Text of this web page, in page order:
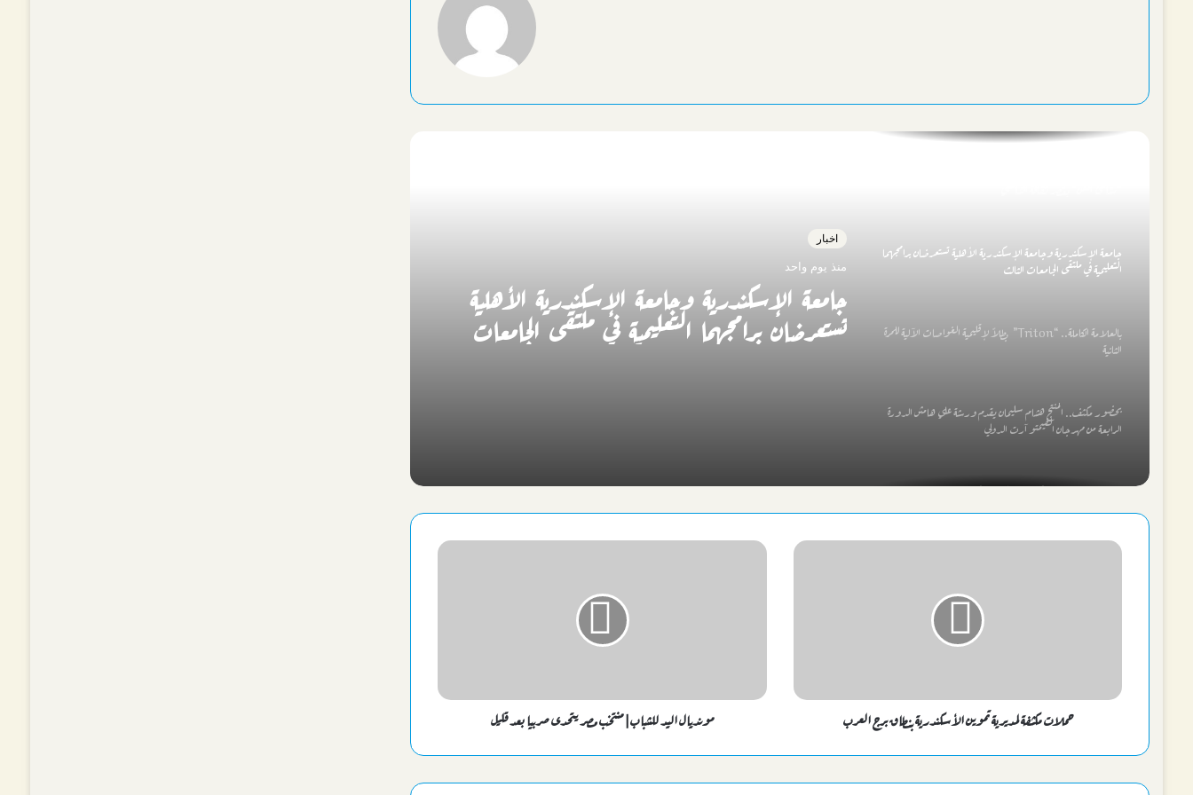
اخبار
منذ يوم واحد
جامعة الإسكندرية وجامعة الإسكندرية الأهلية
تستعرضان برامجهما التعليمية في ملتقى الجامعات
فنيًا لإحياء التراث المصري
جامعة الإسكندرية وجامعة الإسكندرية الأهلية تستعرضان برامجهما
التعليمية في ملتقى الجامعات الثالث
بالعلامة الكاملة.. “Triton” بطلاً لإقليمية الغواصات الآلية للمرة
الثانية
بحضور مكثف.. المنتج هشام سليمان يقدم ورشة علي هامش الدورة
الرابعة من مهرجان الفيمتو آرت الدولي
الشباب والرياضة بالإسكندرية تطلق “إسكندرية بتفرح 5” بخدمات
عروض التراث البورسعيدي والسيناوي تضيء سادس حفلات
جامعة الإسكندرية وجامعة الإسكندرية الأهلية تستعرضان برامجهما
مونديال اليد للشباب| منتخب مصر يتحدى صربيا بعد قليل حملات مكثفة لمديرية تموين الأسكندرية بنطاق برج العرب